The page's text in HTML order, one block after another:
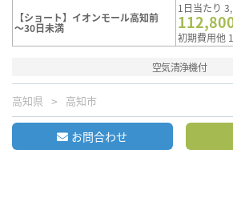
【ショート】イオンモール高知前
～30日未満
1日当たり
初期費用他
空気清浄機付
高知県 高知市
お問合わせ